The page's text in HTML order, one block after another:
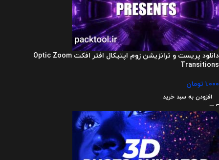
دانلود پریست و ترانزیشن زوم اپتیکال افتر افکت Optic Zoom
Transitions
۱.۰۰۰ تومان
افزودن به سبد خرید